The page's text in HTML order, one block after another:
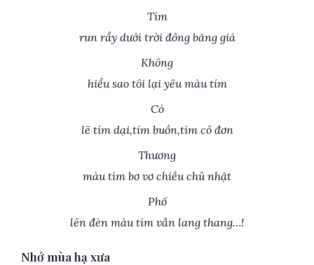
Tím
run rẩy dưới trời đông băng giá
Không
hiểu sao tôi lại yêu màu tím
Có
lẽ tím dại,tím buồn,tím cô đơn
Thương
màu tím bơ vơ chiều chủ nhật
Phố
lên đèn màu tím vẫn lang thang…!
Nhớ mùa hạ xưa